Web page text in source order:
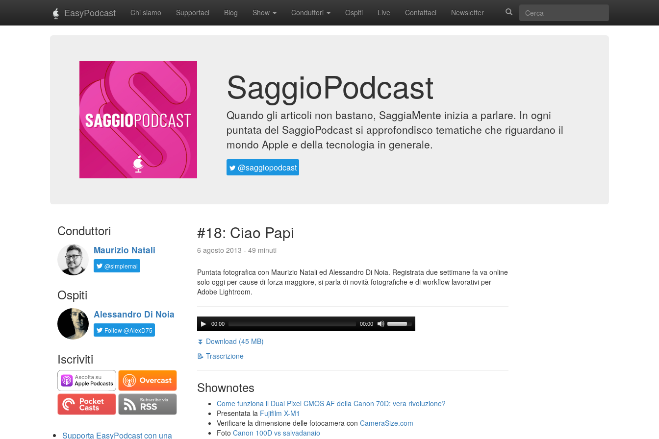
EasyPodcast Chi siamo Supportaci Blog Show Conduttori Ospiti Live Contattaci Newsletter
SaggioPodcast
Quando gli articoli non bastano, SaggiaMente inizia a parlare. In ogni
puntata del SaggioPodcast si approfondisco tematiche che riguardano il
mondo Apple e della tecnologia in generale.
@saggiopodcast
Conduttori
Maurizio Natali
@simplemal
Ospiti
Alessandro Di Noia
Follow @AlexD75
Iscriviti
Supporta EasyPodcast con una
#18: Ciao Papi
6 agosto 2013 - 49 minuti
Puntata fotografica con Maurizio Natali ed Alessandro Di Noia. Registrata due settimane fa va online
solo oggi per cause di forza maggiore, si parla di novità fotografiche e di workflow lavorativi per
Adobe Lightroom.
00:00 00:00
⏬ Download (45 MB)
📝 Trascrizione
Shownotes
Come funziona il Dual Pixel CMOS AF della Canon 70D: vera rivoluzione?
Presentata la Fujifilm X-M1
Verificare la dimensione delle fotocamera con CameraSize.com
Foto Canon 100D vs salvadanaio